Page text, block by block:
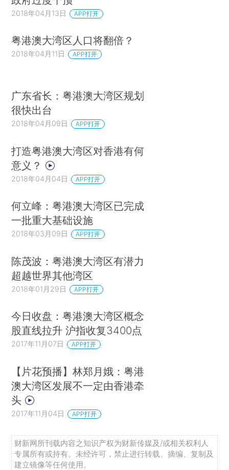
2018年04月13日 APP打开
粤港澳大湾区人口将翻倍？
2018年04月11日 APP打开
广东省长：粤港澳大湾区规划
很快出台
2018年04月09日 APP打开
打造粤港澳大湾区对香港有何
意义？
2018年04月04日 APP打开
何立峰：粤港澳大湾区已完成
一批重大基础设施
2018年03月09日 APP打开
陈茂波：粤港澳大湾区有潜力
超越世界其他湾区
2018年01月29日 APP打开
今日收盘：粤港澳大湾区概念
股直线拉升 沪指收复3400点
2017年11月07日 APP打开
【片花预播】林郑月娥：粤港
澳大湾区发展不一定由香港牵
头
2017年11月04日 APP打开
财新网所刊载内容之知识产权为财新传媒及/或相关权利人
专属所有或持有。未经许可，禁止进行转载、摘编、复制及
建立镜像等任何使用。